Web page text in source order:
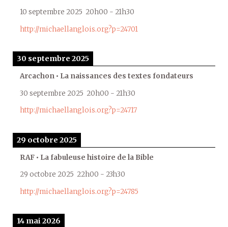
10 septembre 2025 20h00 - 21h30
http://michaellanglois.org?p=24701
30 septembre 2025
Arcachon • La naissances des textes fondateurs
30 septembre 2025 20h00 - 21h30
http://michaellanglois.org?p=24717
29 octobre 2025
RAF • La fabuleuse histoire de la Bible
29 octobre 2025 22h00 - 23h30
http://michaellanglois.org?p=24785
14 mai 2026